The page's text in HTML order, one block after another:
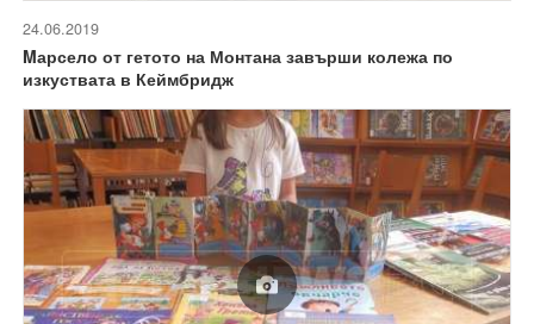
24.06.2019
Mарсело от гетото на Монтана завърши колежа по
изкуствата в Кеймбридж